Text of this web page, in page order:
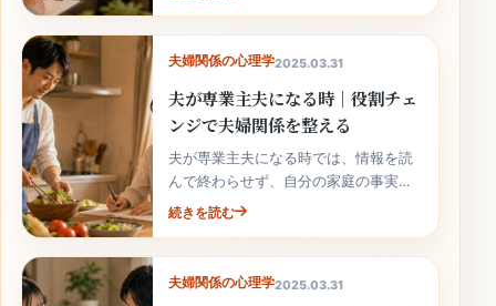
夫婦関係の心理学2025.03.31
夫が専業主夫になる時｜役割チェ
ンジで夫婦関係を整える
夫が専業主夫になる時では、情報を読
んで終わらせず、自分の家庭の事実と
次の行動へ落とし込むことが大切で
続きを読む
夫婦関係の心理学2025.03.31